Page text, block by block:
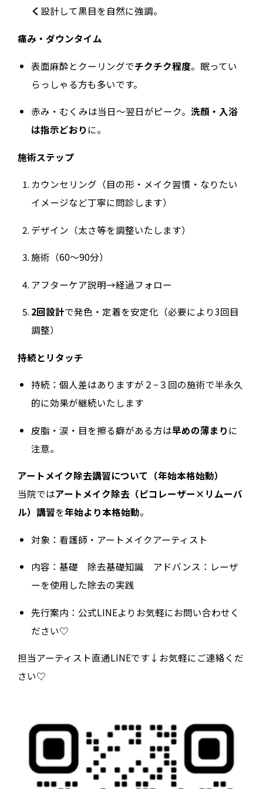
く 設計して黒目を自然に強調。
痛み・ダウンタイム
表面麻酔とクーリングでチクチク程度。眠ってい
らっしゃる方も多いです。
赤み・むくみは当日〜翌日がピーク。洗顔・入浴
は指示どおり に。
施術ステップ
カウンセリング（目の形・メイク習慣・なりたい
イメージなど丁寧に問診します）
デザイン（太さ等を調整いたします）
施術（60〜90分）
アフターケア説明→経過フォロー
2回設計で発色・定着を安定化（必要により3回目
調整）
持続とリタッチ
持続：個人差はありますが２−３回の施術で半永久
的に効果が継続いたします
皮脂・涙・目を擦る癖がある方は早めの薄まり に
注意。
アートメイク除去講習について（年始本格始動）
当院ではアートメイク除去（ピコレーザー×リムーバ
ル）講習を年始より本格始動。
対象：看護師・アートメイクアーティスト
内容：基礎 除去基礎知識 アドバンス：レーザ
ーを使用した除去の実践
先行案内：公式LINEよりお気軽にお問い合わせく
ださい♡
担当アーティスト直通LINEです↓お気軽にご連絡くだ
さい♡